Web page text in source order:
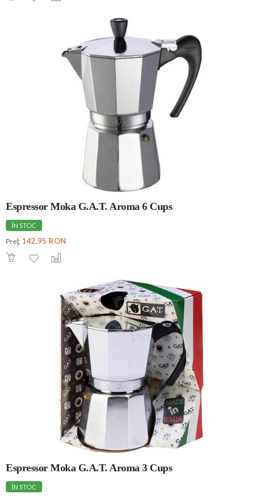
Espressor Moka G.A.T. Aroma 6 Cups
ÎN STOC
Preţ: 142,95 RON
Espressor Moka G.A.T. Aroma 3 Cups
ÎN STOC